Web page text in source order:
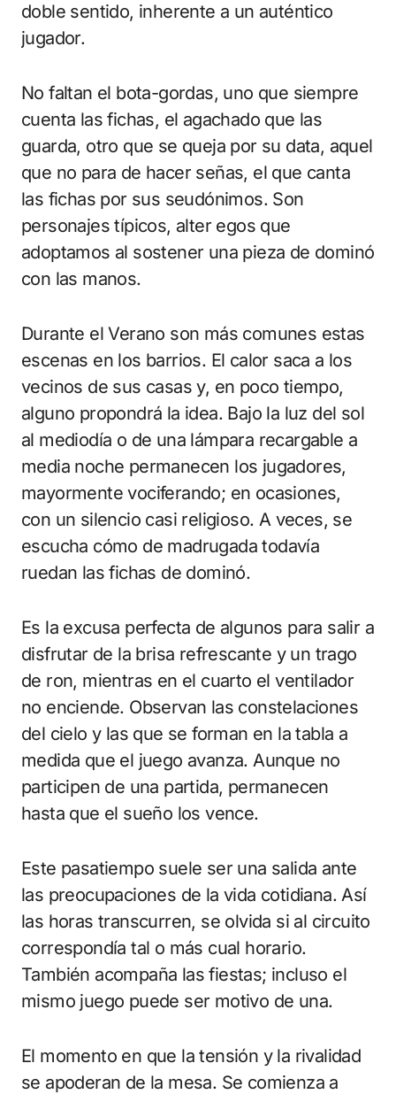
doble sentido, inherente a un auténtico
jugador.
No faltan el bota-gordas, uno que siempre
cuenta las fichas, el agachado que las
guarda, otro que se queja por su data, aquel
que no para de hacer señas, el que canta
las fichas por sus seudónimos. Son
personajes típicos, alter egos que
adoptamos al sostener una pieza de dominó
con las manos.
Durante el Verano son más comunes estas
escenas en los barrios. El calor saca a los
vecinos de sus casas y, en poco tiempo,
alguno propondrá la idea. Bajo la luz del sol
al mediodía o de una lámpara recargable a
media noche permanecen los jugadores,
mayormente vociferando; en ocasiones,
con un silencio casi religioso. A veces, se
escucha cómo de madrugada todavía
ruedan las fichas de dominó.
Es la excusa perfecta de algunos para salir a
disfrutar de la brisa refrescante y un trago
de ron, mientras en el cuarto el ventilador
no enciende. Observan las constelaciones
del cielo y las que se forman en la tabla a
medida que el juego avanza. Aunque no
participen de una partida, permanecen
hasta que el sueño los vence.
Este pasatiempo suele ser una salida ante
las preocupaciones de la vida cotidiana. Así
las horas transcurren, se olvida si al circuito
correspondía tal o más cual horario.
También acompaña las fiestas; incluso el
mismo juego puede ser motivo de una.
El momento en que la tensión y la rivalidad
se apoderan de la mesa. Se comienza a